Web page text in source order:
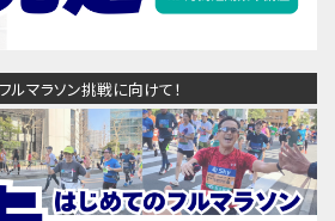
ルマラソン挑戦に向けて！